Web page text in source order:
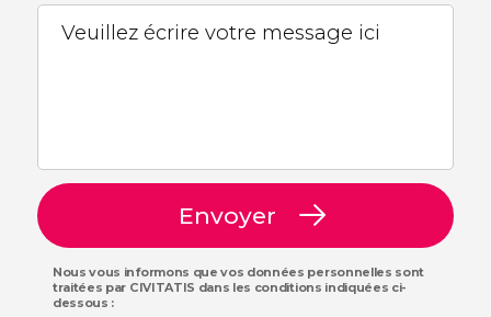
Veuillez écrire votre message ici
Envoyer
Nous vous informons que vos données personnelles sont
traitées par CIVITATIS dans les conditions indiquées ci-
dessous :